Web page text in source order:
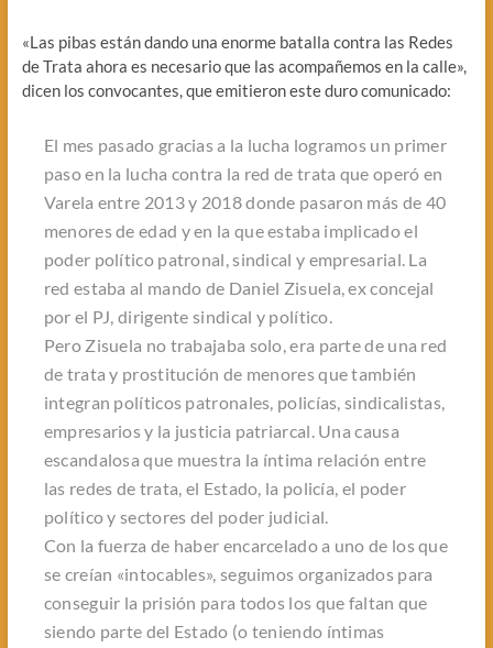
«Las pibas están dando una enorme batalla contra las Redes
de Trata ahora es necesario que las acompañemos en la calle»,
dicen los convocantes, que emitieron este duro comunicado:
El mes pasado gracias a la lucha logramos un primer
paso en la lucha contra la red de trata que operó en
Varela entre 2013 y 2018 donde pasaron más de 40
menores de edad y en la que estaba implicado el
poder político patronal, sindical y empresarial. La
red estaba al mando de Daniel Zisuela, ex concejal
por el PJ, dirigente sindical y político.
Pero Zisuela no trabajaba solo, era parte de una red
de trata y prostitución de menores que también
integran políticos patronales, policías, sindicalistas,
empresarios y la justicia patriarcal. Una causa
escandalosa que muestra la íntima relación entre
las redes de trata, el Estado, la policía, el poder
político y sectores del poder judicial.
Con la fuerza de haber encarcelado a uno de los que
se creían «intocables», seguimos organizados para
conseguir la prisión para todos los que faltan que
siendo parte del Estado (o teniendo íntimas